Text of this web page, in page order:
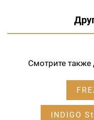
Смотрите также
INDIGO